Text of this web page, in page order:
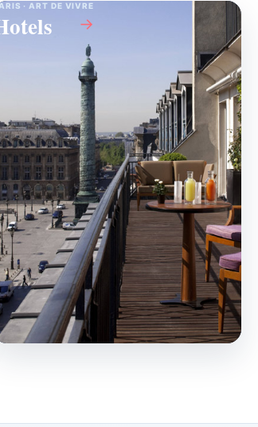
· ART DE VIVRE
→